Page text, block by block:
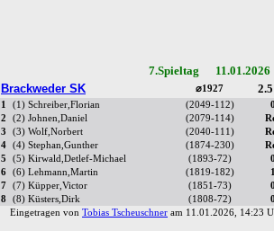
7.Spieltag
Brackweder SK
⌀1927
1 (1) Schreiber,Florian (2049-112)
2
(2) Johnen,Daniel (2079-114)
3
(3) Wolf,Norbert (2040-111)
4
(4) Stephan,Gunther (1874-230)
5
(5) Kirwald,Detlef-Michael (1893-72)
6
(6) Lehmann,Martin (1819-182)
7
(7) Küpper,Victor (1851-73)
8
(8) Küsters,Dirk (1808-72)
Eingetragen von Tobias Tscheuschner am 11.01.2026, 14:23